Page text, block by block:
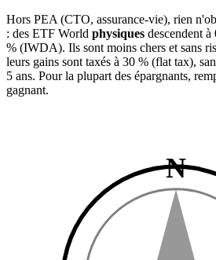
Hors PEA (CTO, assurance-vie), rien
: des ETF World physiques descendent à
% (IWDA). Ils sont moins chers et sans
leurs gains sont taxés à 30 % (flat tax),
5 ans. Pour la plupart des épargnants,
gagnant.
N